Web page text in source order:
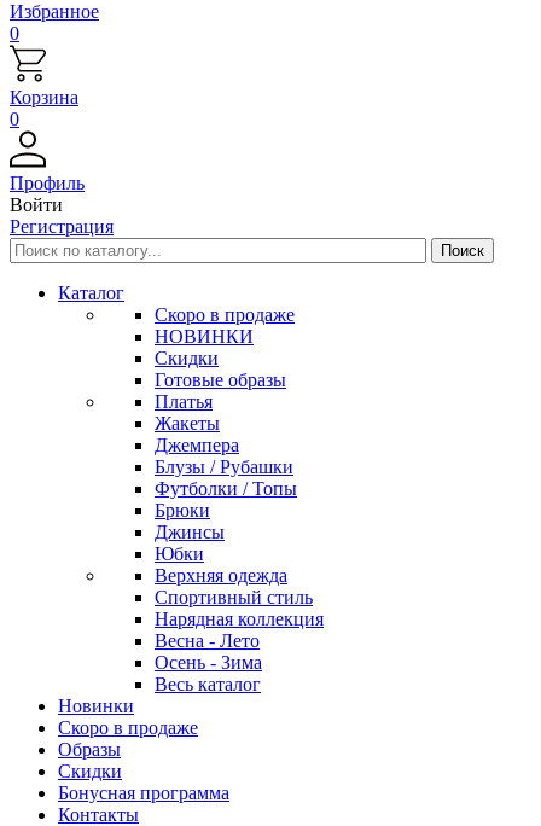
Избранное
0
Корзина
0
Профиль
Войти
Регистрация
Каталог
Скоро в продаже
НОВИНКИ
Скидки
Готовые образы
Платья
Жакеты
Джемпера
Блузы / Рубашки
Футболки / Топы
Брюки
Джинсы
Юбки
Верхняя одежда
Спортивный стиль
Нарядная коллекция
Весна - Лето
Осень - Зима
Весь каталог
Новинки
Скоро в продаже
Образы
Скидки
Бонусная программа
Контакты